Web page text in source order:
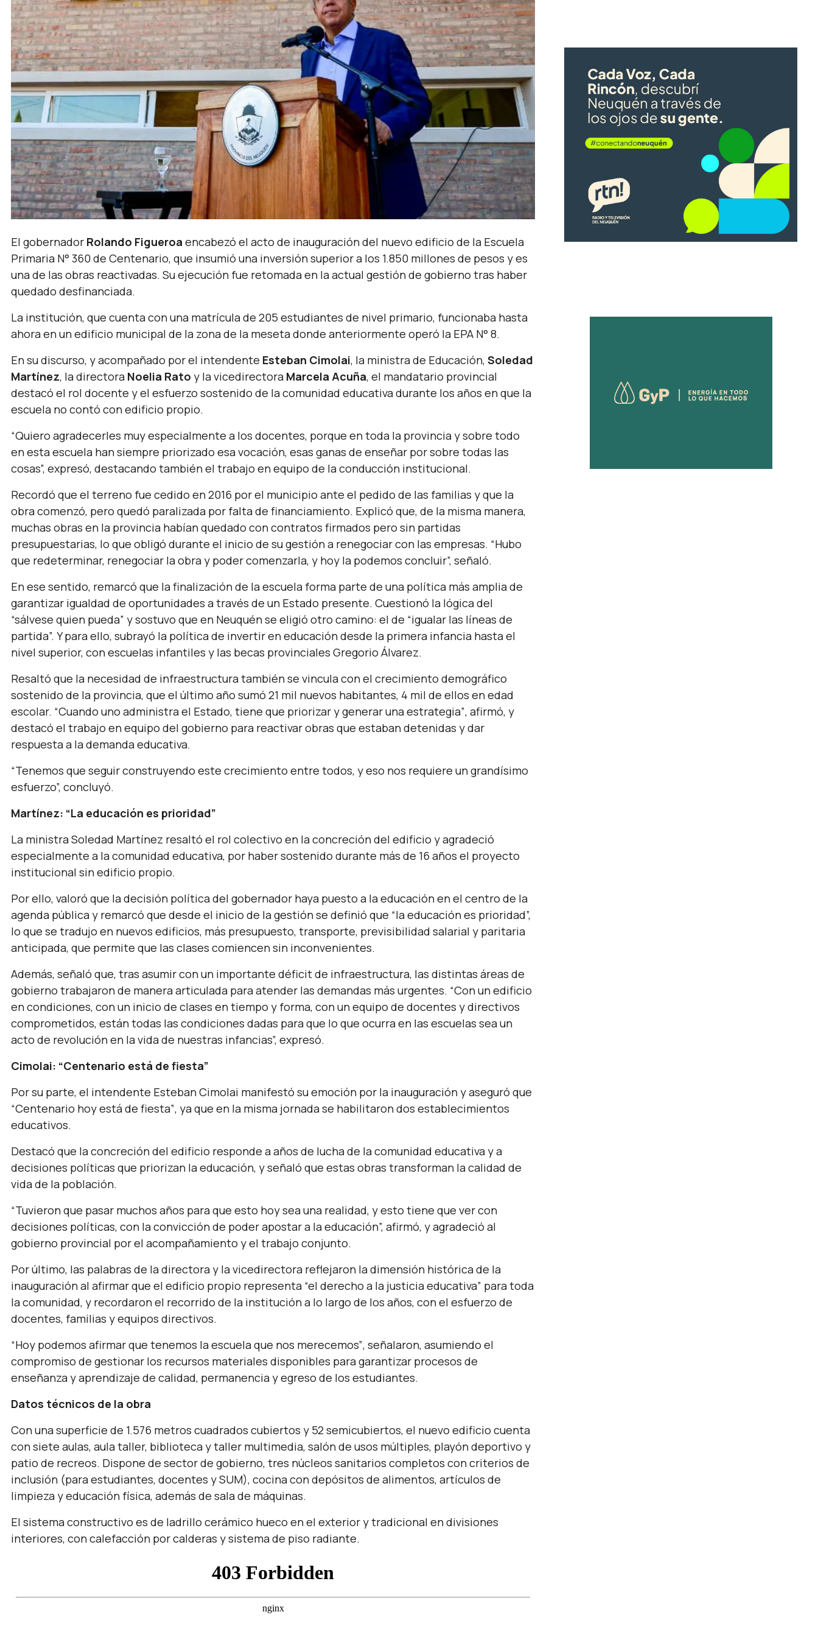
El gobernador Rolando Figueroa encabezó el acto de inauguración del nuevo edificio de la Escuela
Primaria N° 360 de Centenario, que insumió una inversión superior a los 1.850 millones de pesos y es
una de las obras reactivadas. Su ejecución fue retomada en la actual gestión de gobierno tras haber
quedado desfinanciada.
La institución, que cuenta con una matrícula de 205 estudiantes de nivel primario, funcionaba hasta
ahora en un edificio municipal de la zona de la meseta donde anteriormente operó la EPA N° 8.
En su discurso, y acompañado por el intendente Esteban Cimolai, la ministra de Educación, Soledad
Martínez, la directora Noelia Rato y la vicedirectora Marcela Acuña, el mandatario provincial
destacó el rol docente y el esfuerzo sostenido de la comunidad educativa durante los años en que la
escuela no contó con edificio propio.
“Quiero agradecerles muy especialmente a los docentes, porque en toda la provincia y sobre todo
en esta escuela han siempre priorizado esa vocación, esas ganas de enseñar por sobre todas las
cosas”, expresó, destacando también el trabajo en equipo de la conducción institucional.
Recordó que el terreno fue cedido en 2016 por el municipio ante el pedido de las familias y que la
obra comenzó, pero quedó paralizada por falta de financiamiento. Explicó que, de la misma manera,
muchas obras en la provincia habían quedado con contratos firmados pero sin partidas
presupuestarias, lo que obligó durante el inicio de su gestión a renegociar con las empresas. “Hubo
que redeterminar, renegociar la obra y poder comenzarla, y hoy la podemos concluir”, señaló.
En ese sentido, remarcó que la finalización de la escuela forma parte de una política más amplia de
garantizar igualdad de oportunidades a través de un Estado presente. Cuestionó la lógica del
“sálvese quien pueda” y sostuvo que en Neuquén se eligió otro camino: el de “igualar las líneas de
partida”. Y para ello, subrayó la política de invertir en educación desde la primera infancia hasta el
nivel superior, con escuelas infantiles y las becas provinciales Gregorio Álvarez.
Resaltó que la necesidad de infraestructura también se vincula con el crecimiento demográfico
sostenido de la provincia, que el último año sumó 21 mil nuevos habitantes, 4 mil de ellos en edad
escolar. “Cuando uno administra el Estado, tiene que priorizar y generar una estrategia”, afirmó, y
destacó el trabajo en equipo del gobierno para reactivar obras que estaban detenidas y dar
respuesta a la demanda educativa.
“Tenemos que seguir construyendo este crecimiento entre todos, y eso nos requiere un grandísimo
esfuerzo”, concluyó.
Martínez: “La educación es prioridad”
La ministra Soledad Martínez resaltó el rol colectivo en la concreción del edificio y agradeció
especialmente a la comunidad educativa, por haber sostenido durante más de 16 años el proyecto
institucional sin edificio propio.
Por ello, valoró que la decisión política del gobernador haya puesto a la educación en el centro de la
agenda pública y remarcó que desde el inicio de la gestión se definió que “la educación es prioridad”,
lo que se tradujo en nuevos edificios, más presupuesto, transporte, previsibilidad salarial y paritaria
anticipada, que permite que las clases comiencen sin inconvenientes.
Además, señaló que, tras asumir con un importante déficit de infraestructura, las distintas áreas de
gobierno trabajaron de manera articulada para atender las demandas más urgentes. “Con un edificio
en condiciones, con un inicio de clases en tiempo y forma, con un equipo de docentes y directivos
comprometidos, están todas las condiciones dadas para que lo que ocurra en las escuelas sea un
acto de revolución en la vida de nuestras infancias”, expresó.
Cimolai: “Centenario está de fiesta”
Por su parte, el intendente Esteban Cimolai manifestó su emoción por la inauguración y aseguró que
“Centenario hoy está de fiesta”, ya que en la misma jornada se habilitaron dos establecimientos
educativos.
Destacó que la concreción del edificio responde a años de lucha de la comunidad educativa y a
decisiones políticas que priorizan la educación, y señaló que estas obras transforman la calidad de
vida de la población.
“Tuvieron que pasar muchos años para que esto hoy sea una realidad, y esto tiene que ver con
decisiones políticas, con la convicción de poder apostar a la educación”, afirmó, y agradeció al
gobierno provincial por el acompañamiento y el trabajo conjunto.
Por último, las palabras de la directora y la vicedirectora reflejaron la dimensión histórica de la
inauguración al afirmar que el edificio propio representa “el derecho a la justicia educativa” para toda
la comunidad, y recordaron el recorrido de la institución a lo largo de los años, con el esfuerzo de
docentes, familias y equipos directivos.
“Hoy podemos afirmar que tenemos la escuela que nos merecemos”, señalaron, asumiendo el
compromiso de gestionar los recursos materiales disponibles para garantizar procesos de
enseñanza y aprendizaje de calidad, permanencia y egreso de los estudiantes.
Datos técnicos de la obra
Con una superficie de 1.576 metros cuadrados cubiertos y 52 semicubiertos, el nuevo edificio cuenta
con siete aulas, aula taller, biblioteca y taller multimedia, salón de usos múltiples, playón deportivo y
patio de recreos. Dispone de sector de gobierno, tres núcleos sanitarios completos con criterios de
inclusión (para estudiantes, docentes y SUM), cocina con depósitos de alimentos, artículos de
limpieza y educación física, además de sala de máquinas.
El sistema constructivo es de ladrillo cerámico hueco en el exterior y tradicional en divisiones
interiores, con calefacción por calderas y sistema de piso radiante.